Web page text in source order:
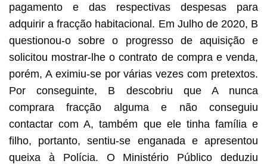
pagamento e das respectivas despesas para
adquirir a fracção habitacional. Em Julho de 2020, B
questionou-o sobre o progresso de aquisição e
solicitou mostrar-lhe o contrato de compra e venda,
porém, A eximiu-se por várias vezes com pretextos.
Por conseguinte, B descobriu que A nunca
comprara fracção alguma e não conseguiu
contactar com A, também que ele tinha família e
filho, portanto, sentiu-se enganada e apresentou
queixa à Polícia. O Ministério Público deduziu